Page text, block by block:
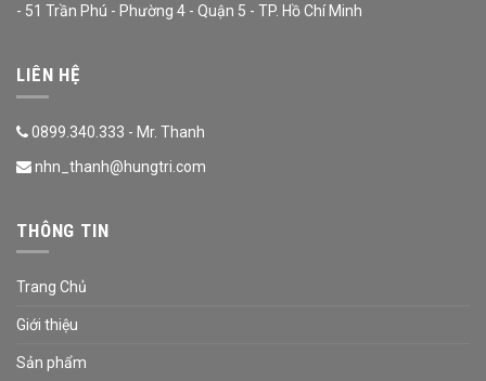
- 51 Trần Phú - Phường 4 - Quận 5 - TP. Hồ Chí Minh
LIÊN HỆ
0899.340.333 - Mr. Thanh
nhn_thanh@hungtri.com
THÔNG TIN
Trang Chủ
Giới thiệu
Sản phẩm